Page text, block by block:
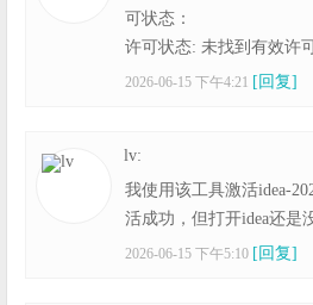
可状态：
许可状态: 未找到有效许
2026-06-15 下午4:21 [回复]
lv:
我使用该工具激活idea-
活成功，但打开idea还是
2026-06-15 下午5:10 [回复]